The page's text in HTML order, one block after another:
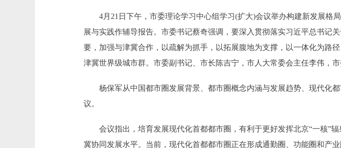
4月21日下午，市委理论学习中心组学习(扩大)会议举办构建新发展格
展与实践作辅导报告。市委书记蔡奇强调，要深入贯彻落实习近平总书记
要，加强与津冀合作，以疏解为抓手，以拓展腹地为支撑，以一体化为路
津冀世界级城市群。市委副书记、市长陈吉宁，市人大常委会主任李伟，
杨保军从中国都市圈发展背景、都市圈概念内涵与发展趋势、现代化
议。
会议指出，培育发展现代化首都都市圈，有利于更好发挥北京“一核”
冀协同发展水平。当前，现代化首都都市圈正在形成通勤圈、功能圈和产